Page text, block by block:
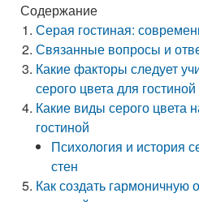
Содержание
Серая гостиная:
Связанные вопросы и
Какие факторы следует
серого цвета для гостиной
Какие виды серого цвета
гостиной
Психология и история
стен
Как создать гармоничную